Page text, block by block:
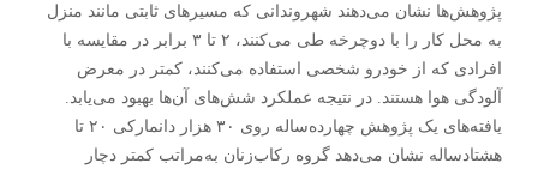
پژوهش‌ها نشان می‌دهند شهروندانی که مسیر‌های ثابتی مانند منزل
به محل کار را با دوچرخه طی می‌کنند، ۲ تا ۳ برابر در مقایسه با
افرادی که از خودرو شخصی استفاده می‌کنند، کمتر در معرض
آلودگی هوا هستند. در نتیجه عملکرد شش‌های آن‌ها بهبود می‌یابد.
یافته‌های یک پژوهش چهارده‌ساله روی ۳۰ هزار دانمارکی ۲۰ تا
هشتادساله نشان می‌دهد گروه رکاب‌زنان به‌مراتب کمتر دچار